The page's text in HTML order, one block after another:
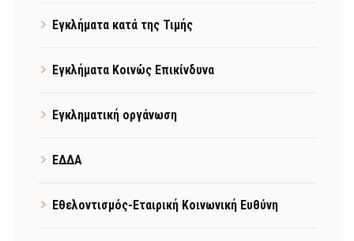
Εγκλήματα κατά της Τιμής
Εγκλήματα Κοινώς Επικίνδυνα
Εγκληματική οργάνωση
ΕΔΔΑ
Εθελοντισμός-Εταιρική Κοινωνική Ευθύνη